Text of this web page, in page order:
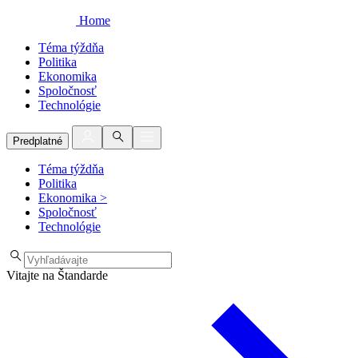
Home
Téma týždňa
Politika
Ekonomika
Spoločnosť
Technológie
Predplatné
Téma týždňa
Politika
Ekonomika >
Spoločnosť
Technológie
Vitajte na Štandarde